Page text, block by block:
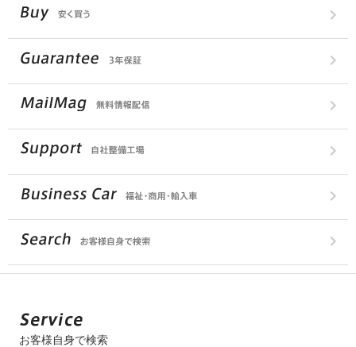
お客様自身で検索